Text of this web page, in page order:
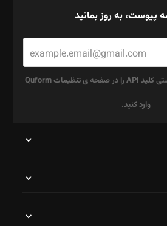
پیوست، به روز بمانید
برای استفاده از ریکپچا بایستی کلید API را در صفحه ی تنظیمات Quform
وارد کنید.